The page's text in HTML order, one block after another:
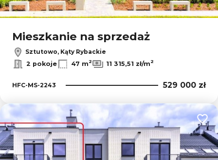
Mieszkanie na sprzedaż
Sztutowo, Kąty Rybackie
2 pokoje
47 m2 11 315,51 zł/m2
HFC-MS-2243 529 000 zł